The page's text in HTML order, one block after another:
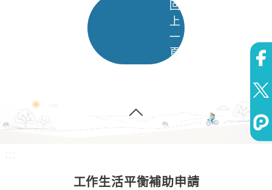
回
上
一
頁
:::
工作生活平衡補助申請